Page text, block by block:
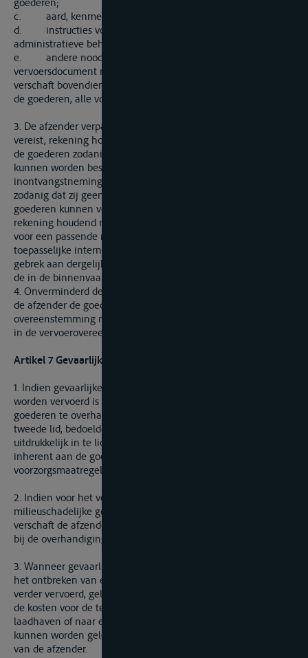
c. aard, kenmerken en eigenschappen van de goederen;
d. instructies voor de douanerechtelijke of
administratieve behandeling van de goederen;
e. andere noodzakelijke gegevens die in het
vervoersdocument moeten worden vermeld. De afzender
verschaft bovendien aan de vervoerder, bij overhandiging van
de goederen, alle voorgeschreven begeleidende documenten.
3. De afzender verpakt, indien de aard van de goederen dit
vereist, rekening houdend met het overeengekomen vervoer,
de goederen zodanig dat deze niet verloren kunnen gaan of
kunnen worden beschadigd in de periode tussen de
inontvangstneming en de aflevering door de vervoerder, en
zodanig dat zij geen schade aan het schip of aan andere
goederen kunnen veroorzaken. Bovendien draagt de afzender,
rekening houdend met het overeengekomen vervoer, zorg
voor een passende markering in overeenstemming met de
toepasselijke internationale of nationale regelgeving of, bij
gebrek aan dergelijke regelgeving, in overeenstemming met
de in de binnenvaart algemeen erkende regels en gebruiken.
4. Onverminderd de verplichtingen van de vervoerder, moet
de afzender de goederen laden, stuwen en vastzetten in
overeenstemming met de gebruiken in de binnenvaart, tenzij
in de vervoerovereenkomst anders is bepaald.
Artikel 7 Gevaarlijke of milieuschadelijke goederen
1. Indien gevaarlijke of milieuschadelijke goederen moeten
worden vervoerd is de afzender verplicht, alvorens de
goederen te overhandigen, en in aanvulling op de in artikel 6,
tweede lid, bedoelde gegevens, de vervoerder schriftelijk en
uitdrukkelijk in te lichten over het gevaar en de milieurisico’s
inherent aan de goederen, alsmede over de te nemen
voorzorgsmaatregelen.
2. Indien voor het vervoer van de gevaarlijke of
milieuschadelijke goederen een vergunning vereist is,
verschaft de afzender de noodzakelijke documenten uiterlijk
bij de overhandiging van de goederen.
3. Wanneer gevaarlijke of milieuschadelijke goederen door
het ontbreken van een administratieve vergunning niet
verder vervoerd, gelost of afgeleverd kunnen worden, komen
de kosten voor de terugreis van de goederen naar de
laadhaven of naar een meer nabijgelegen plaats waar ze
kunnen worden gelost en afgeleverd of verwijderd, ten laste
van de afzender.